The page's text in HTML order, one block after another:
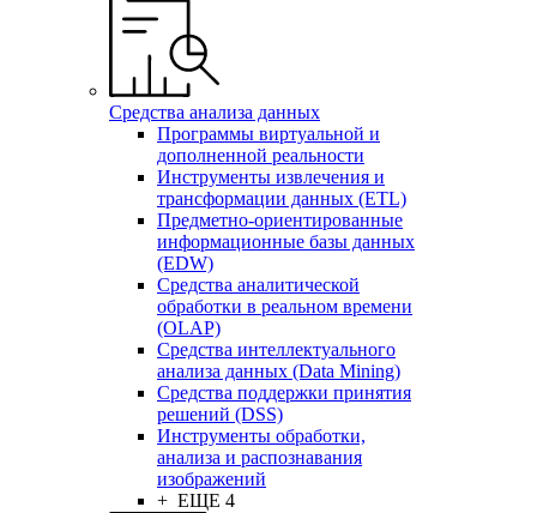
Средства анализа данных
Программы виртуальной и
дополненной реальности
Инструменты извлечения и
трансформации данных (ETL)
Предметно-ориентированные
информационные базы данных
(EDW)
Средства аналитической
обработки в реальном времени
(OLAP)
Средства интеллектуального
анализа данных (Data Mining)
Средства поддержки принятия
решений (DSS)
Инструменты обработки,
анализа и распознавания
изображений
+ ЕЩЕ 4